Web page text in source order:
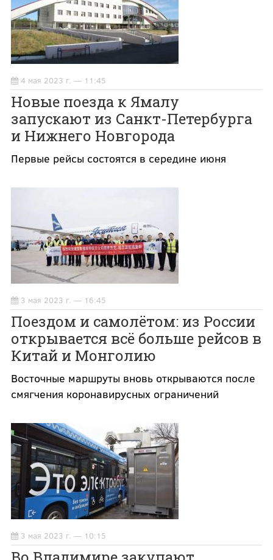
4 мая 2023 г. — 11:45
Новые поезда к Ямалу
запускают из Санкт-Петербурга
и Нижнего Новгорода
Первые рейсы состоятся в середине июня
3 мая 2023 г. — 16:45
Поездом и самолётом: из России
открывается всё больше рейсов в
Китай и Монголию
Восточные маршруты вновь открываются после
смягчения коронавирусных ограничений
3 мая 2023 г. — 10:15